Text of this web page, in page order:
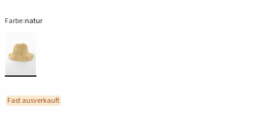
Farbe:natur
Fast ausverkauft